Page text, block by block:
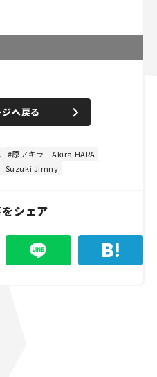
n
e
d
0
.
へ戻る
原アキラ｜Akira HARA
Suzuki Jimny
シェア